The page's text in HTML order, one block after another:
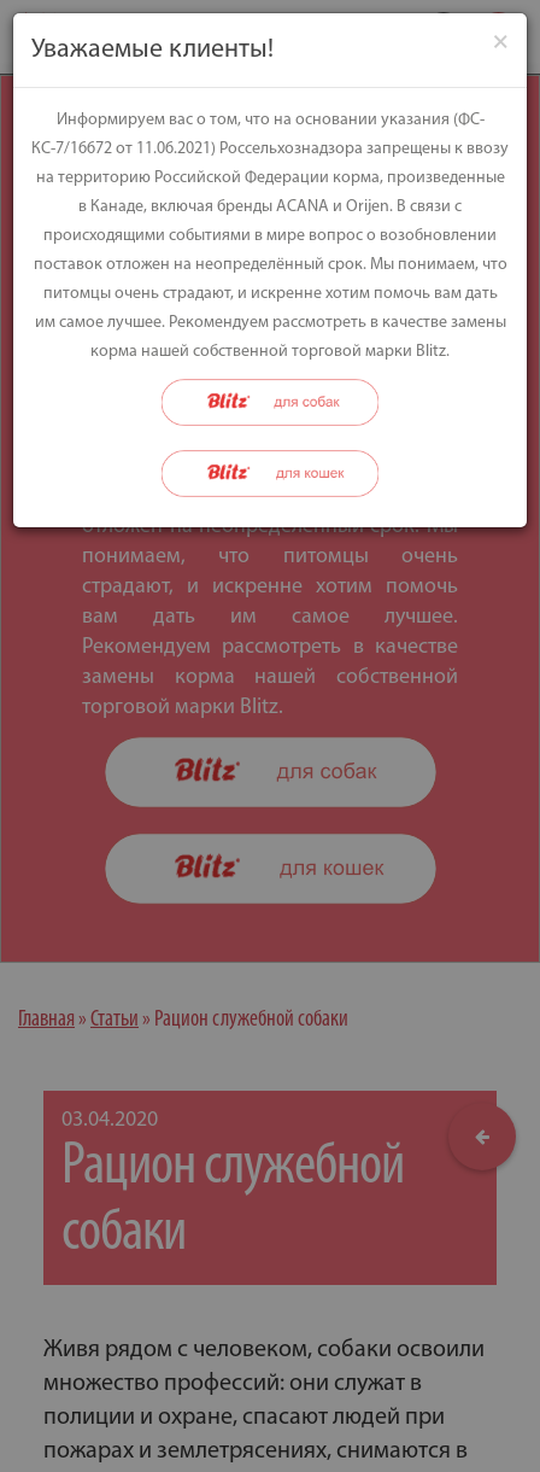
Уважаемые
клиенты!
Информируем вас о том, что на
основании указания (ФС-КС-7/16672 от
11.06.2021) Россельхознадзора
запрещены к ввозу на территорию
Российской Федерации корма,
произведенные в Канаде, включая
происходящими событиями в мире
вопрос о возобновлении поставок
отложен на неопределённый срок. Мы
понимаем, что питомцы очень
страдают, и искренне хотим помочь
вам дать им самое лучшее.
Рекомендуем рассмотреть в качестве
замены корма нашей собственной
торговой марки Blitz.
Главная » Статьи » Рацион служебной собаки
03.04.2020
Рацион служебной
собаки
Живя рядом с человеком, собаки освоили
множество профессий: они служат в
полиции и охране, спасают людей при
пожарах и землетрясениях, снимаются в
×
Уважаемые клиенты!
Информируем вас о том, что на основании указания (ФС-
КС-7/16672 от 11.06.2021) Россельхознадзора запрещены к ввозу
на территорию Российской Федерации корма, произведенные
в Канаде, включая бренды ACANA и Orijen. В связи с
происходящими событиями в мире вопрос о возобновлении
поставок отложен на неопределённый срок. Мы понимаем, что
питомцы очень страдают, и искренне хотим помочь вам дать
им самое лучшее. Рекомендуем рассмотреть в качестве замены
корма нашей собственной торговой марки Blitz.